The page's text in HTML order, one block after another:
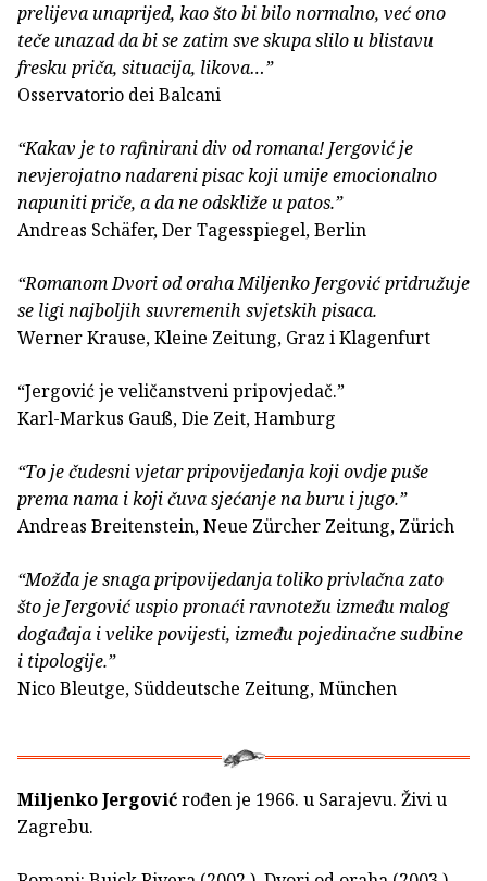
prelijeva unaprijed, kao što bi bilo normalno, već ono
teče unazad da bi se zatim sve skupa slilo u blistavu
fresku priča, situacija, likova…”
Osservatorio dei Balcani
“Kakav je to rafinirani div od romana! Jergović je
nevjerojatno nadareni pisac koji umije emocionalno
napuniti priče, a da ne odskliže u patos.”
Andreas Schäfer, Der Tagesspiegel, Berlin
“Romanom Dvori od oraha Miljenko Jergović pridružuje
se ligi najboljih suvremenih svjetskih pisaca.
Werner Krause, Kleine Zeitung, Graz i Klagenfurt
“Jergović je veličanstveni pripovjedač.”
Karl-Markus Gauß, Die Zeit, Hamburg
“To je čudesni vjetar pripovijedanja koji ovdje puše
prema nama i koji čuva sjećanje na buru i jugo.”
Andreas Breitenstein, Neue Zürcher Zeitung, Zürich
“Možda je snaga pripovijedanja toliko privlačna zato
što je Jergović uspio pronaći ravnotežu između malog
događaja i velike povijesti, između pojedinačne sudbine
i tipologije.”
Nico Bleutge, Süddeutsche Zeitung, München
Miljenko Jergovićrođen je 1966. u Sarajevu. Živi u
Zagrebu.